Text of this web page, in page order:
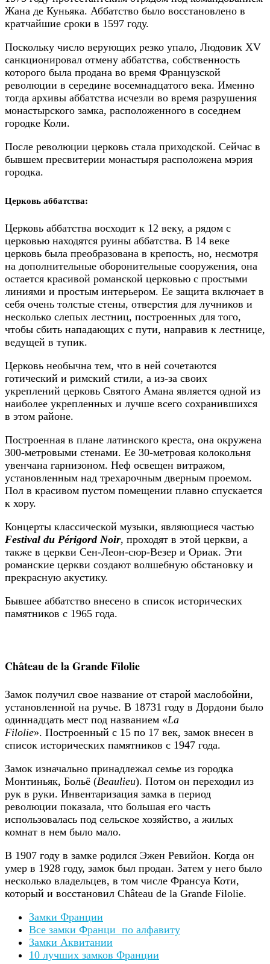
Жана де Куньяка. Аббатство было восстановлено в
кратчайшие сроки в 1597 году.
Поскольку число верующих резко упало, Людовик XV
санкционировал отмену аббатства, собственность
которого была продана во время Французской
революции в середине восемнадцатого века. Именно
тогда архивы аббатства исчезли во время разрушения
монастырского замка, расположенного в соседнем
городке Коли.
После революции церковь стала приходской. Сейчас в
бывшем пресвитерии монастыря расположена мэрия
городка.
Церковь аббатства:
Церковь аббатства восходит к 12 веку, а рядом с
церковью находятся руины аббатства. В 14 веке
церковь была преобразована в крепость, но, несмотря
на дополнительные оборонительные сооружения, она
остается красивой романской церковью с простыми
линиями и простым интерьером. Ее защита включает в
себя очень толстые стены, отверстия для лучников и
несколько слепых лестниц, построенных для того,
чтобы сбить нападающих с пути, направив к лестнице,
ведущей в тупик.
Церковь необычна тем, что в ней сочетаются
готический и римский стили, а из-за своих
укреплений церковь Святого Амана является одной из
наиболее укрепленных и лучше всего сохранившихся
в этом районе.
Построенная в плане латинского креста, она окружена
300-метровыми стенами. Ее 30-метровая колокольня
увенчана гарнизоном. Неф освещен витражом,
установленным над трехарочным дверным проемом.
Пол в красивом пустом помещении плавно спускается
к хору.
Концерты классической музыки, являющиеся частью
Festival du Périgord Noir, проходят в этой церкви, а
также в церкви Сен-Леон-сюр-Везер и Ориак. Эти
романские церкви создают волшебную обстановку и
прекрасную акустику.
Бывшее аббатство внесено в список исторических
памятников с 1965 года.
Château de la Grande Filolie
Замок получил свое название от старой маслобойни,
установленной на ручье. В 18731 году в Дордони было
одиннадцать мест под названием «La
Filolie». Построенный с 15 по 17 век, замок внесен в
список исторических памятников с 1947 года.
Замок изначально принадлежал семье из городка
Монтиньяк, Больё (Beaulieu). Потом он переходил из
рук в руки. Инвентаризация замка в период
революции показала, что большая его часть
использовалась под сельское хозяйство, а жилых
комнат в нем было мало.
В 1907 году в замке родился Эжен Ревийон. Когда он
умер в 1928 году, замок был продан. Затем у него было
несколько владельцев, в том числе Франсуа Коти,
который и восстановил Château de la Grande Filolie.
Замки Франции
Все замки Франци по алфавиту
Замки Аквитании
10 лучших замков Франции